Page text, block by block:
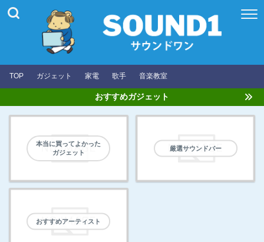
TOP ガジェット 家電 歌手 音楽教室
おすすめガジェット
本当に買ってよかった
ガジェット
厳選サウンドバー
おすすめアーティスト